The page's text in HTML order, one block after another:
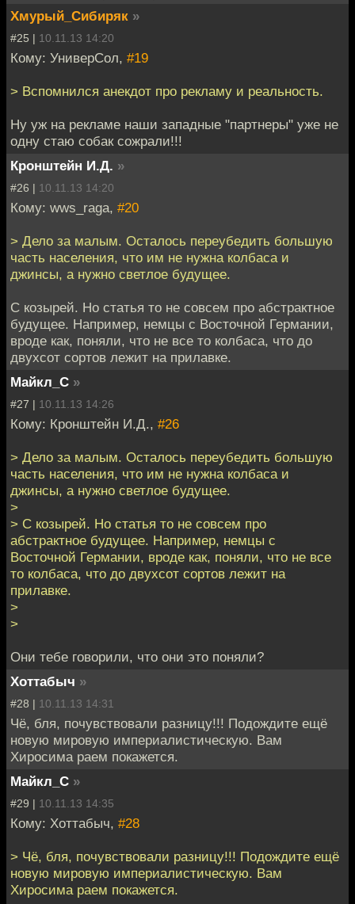
Хмурый_Сибиряк »
#25 | 10.11.13 14:20
Кому: УниверСол, #19
> Вспомнился анекдот про рекламу и реальность.
Ну уж на рекламе наши западные "партнеры" уже не
одну стаю собак сожрали!!!
Кронштейн И.Д. »
#26 | 10.11.13 14:20
Кому: wws_raga, #20
> Дело за малым. Осталось переубедить большую
часть населения, что им не нужна колбаса и
джинсы, а нужно светлое будущее.
С козырей. Но статья то не совсем про абстрактное
будущее. Например, немцы с Восточной Германии,
вроде как, поняли, что не все то колбаса, что до
двухсот сортов лежит на прилавке.
Майкл_С »
#27 | 10.11.13 14:26
Кому: Кронштейн И.Д., #26
> Дело за малым. Осталось переубедить большую
часть населения, что им не нужна колбаса и
джинсы, а нужно светлое будущее.
>
> С козырей. Но статья то не совсем про
абстрактное будущее. Например, немцы с
Восточной Германии, вроде как, поняли, что не все
то колбаса, что до двухсот сортов лежит на
прилавке.
>
>
Они тебе говорили, что они это поняли?
Хоттабыч »
#28 | 10.11.13 14:31
Чё, бля, почувствовали разницу!!! Подождите ещё
новую мировую империалистическую. Вам
Хиросима раем покажется.
Майкл_С »
#29 | 10.11.13 14:35
Кому: Хоттабыч, #28
> Чё, бля, почувствовали разницу!!! Подождите ещё
новую мировую империалистическую. Вам
Хиросима раем покажется.